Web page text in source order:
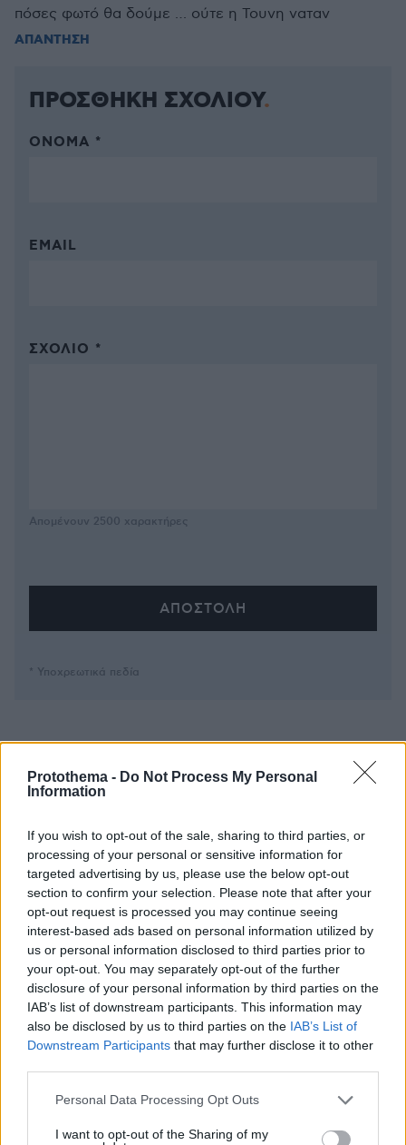
Protothema - Do Not Process My Personal
Information
If you wish to opt-out of the sale, sharing to third parties, or
processing of your personal or sensitive information for
targeted advertising by us, please use the below opt-out
section to confirm your selection. Please note that after your
opt-out request is processed you may continue seeing
interest-based ads based on personal information utilized by
us or personal information disclosed to third parties prior to
your opt-out. You may separately opt-out of the further
disclosure of your personal information by third parties on the
IAB’s list of downstream participants. This information may
also be disclosed by us to third parties on the IAB’s List of
Downstream Participants that may further disclose it to other
Please note that this website/app uses one or more Google
not limited to your visit or usage behaviour. You may click to
Personal Data Processing Opt Outs
I want to opt-out of the Sharing of my
πόσες φωτό θα δούμε … ούτε η Τουνη ναταν
ΑΠΑΝΤΗΣΗ
ΠΡΟΣΘΗΚΗ ΣΧΟΛΙΟΥ
ΌΝΟΜΑ *
EMAIL
ΣΧΌΛΙΟ *
Απομένουν 2500 χαρακτήρες
* Υποχρεωτικά πεδία
Ειδήσεις
Από τη Μόρια στον γάμο, τη ΜΚΟ και την κατηγορία για
φόνο: Η σκοτεινή διαδρομή του 26χρονου Αφγανού που
σκότωσε τη Βρετανίδα στην Κυψέλη
πριν 11 λεπτά
Η 13χρονη Νορθ Γουέστ ραπάρει για «προδοσία» και
«πόνο» στο νέο της τραγούδι, δείτε τη στο βιντεοκλίπ
της
πριν 13 λεπτά
10 ελληνικά νησιά για διακοπές χωρίς πρόγραμμα
πριν 13 λεπτά
πριν 24 λεπτά
Συνεδρίασε η Επιτροπή Εκτίμησης Κινδύνου λόγω των